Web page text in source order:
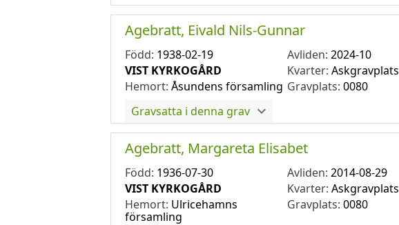
Agebratt, Eivald Nils-Gunnar
Född: 1938-02-19 Avliden:2024-10
VIST KYRKOGÅRD
Kvarter:Askgravplats
Hemort: Åsundens församling Gravplats:0080
Gravsatta i denna grav
Agebratt, Margareta Elisabet
Född: 1936-07-30 Avliden:2014-08-29
VIST KYRKOGÅRD
Kvarter:Askgravplats
Hemort: Ulricehamns
församling
Gravplats:0080